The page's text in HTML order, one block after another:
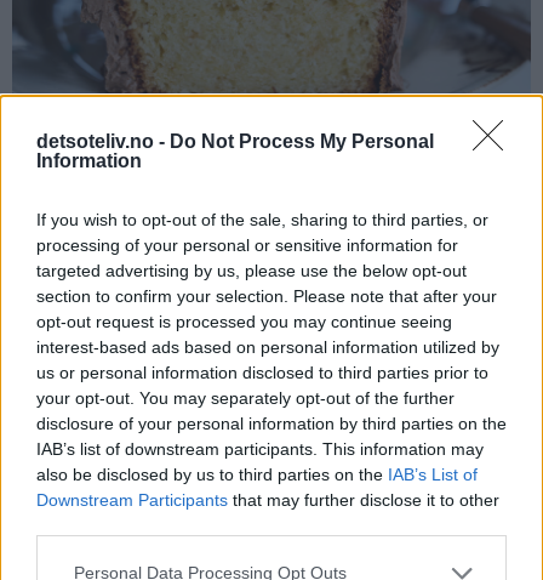
detsoteliv.no - Do Not Process My Personal
Information
If you wish to opt-out of the sale, sharing to third parties, or
processing of your personal or sensitive information for
targeted advertising by us, please use the below opt-out
section to confirm your selection. Please note that after your
opt-out request is processed you may continue seeing
interest-based ads based on personal information utilized by
us or personal information disclosed to third parties prior to
your opt-out. You may separately opt-out of the further
disclosure of your personal information by third parties on the
IAB’s list of downstream participants. This information may
also be disclosed by us to third parties on the IAB’s List of
Downstream Participants that may further disclose it to other
Personal Data Processing Opt Outs